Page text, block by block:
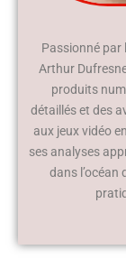
Passionné par
Arthur
produits
détaillés et des
aux jeux vidéo
ses analyses
dans